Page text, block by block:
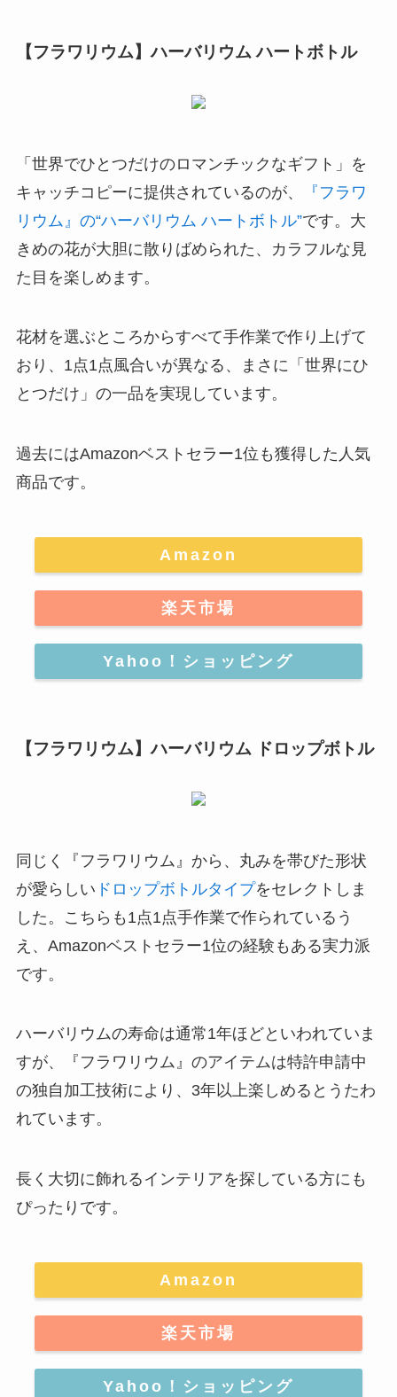
【フラワリウム】ハーバリウム ハートボトル
「世界でひとつだけのロマンチックなギフト」 を
キャッチコピーに提供されているのが、
『フラワ
リウム』の“ハーバリウム ハートボトル”です。大
きめの花が大胆に散りばめられた、カラフルな見
た目を楽しめます。
花材を選ぶところからすべて手作業で作り上げて
おり、1点1点風合いが異なる、まさに「世界にひ
とつだけ」の一品を実現しています。
過去にはAmazonベストセラー1位も獲得した人気
商品です。
Amazon
楽天市場
Yahoo！ショッピング
【フラワリウム】ハーバリウム ドロップボトル
同じく『フラワリウム』から、丸みを帯びた形状
が愛らしい ドロップボトルタイプをセレクトしま
した。こちらも1点1点手作業で作られているう
え、Amazonベストセラー1位の経験もある実力派
です。
ハーバリウムの寿命は通常1年ほどといわれていま
すが、
『フラワリウム』のアイテムは特許申請中
の独自加工技術により、3年以上楽しめるとうたわ
れています。
長く大切に飾れるインテリアを探している方にも
ぴったりです。
Amazon
楽天市場
Yahoo！ショッピング